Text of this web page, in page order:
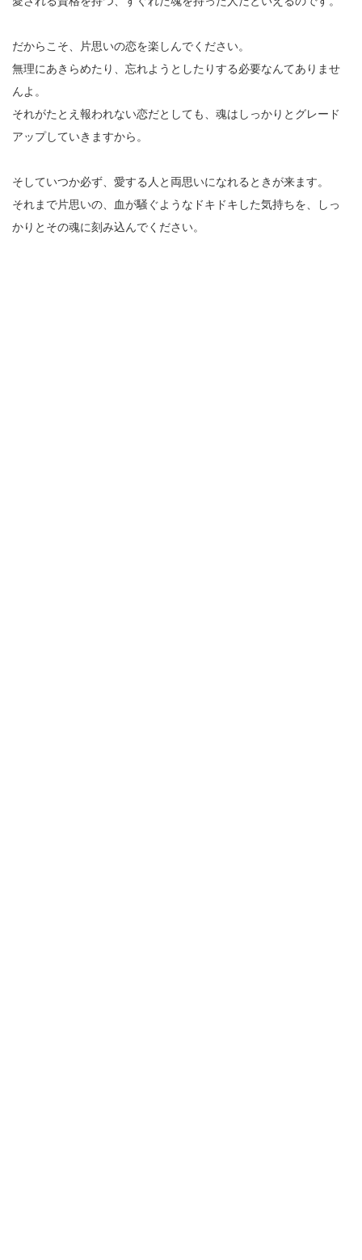
だからこそ、片思いの恋を楽しんでください。
無理にあきらめたり、忘れようとしたりする必要なんてありませ
んよ。
それがたとえ報われない恋だとしても、魂はしっかりとグレード
アップしていきますから。
そしていつか必ず、愛する人と両思いになれるときが来ます。
それまで片思いの、血が騒ぐようなドキドキした気持ちを、しっ
かりとその魂に刻み込んでください。